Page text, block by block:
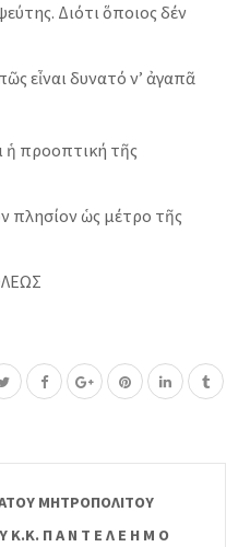
Διότι ὅποιος δέν
εἶναι δυνατό ν’ ἀγαπᾶ
ἡ προοπτική τῆς
πλησίον ὡς μέτρο τῆς
ΜΗΤΡΟΠΟΛΙΤΟΥ
Κ.Κ. Π Α Ν Τ Ε Λ Ε Η Μ Ο